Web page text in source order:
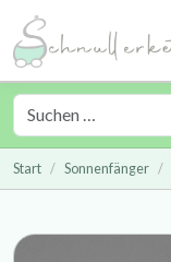
Start Sonnenfänger